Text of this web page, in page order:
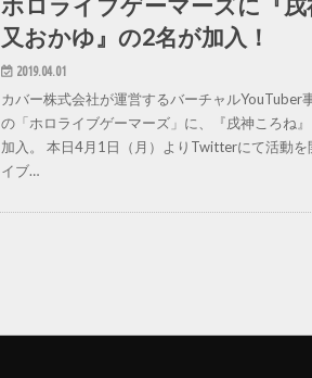
又おかゆ』の2名が加入！
2019.04.01
カバー株式会社が運営するバーチャルYouTuber
の「ホロライブゲーマーズ」に、『戌神ころね
加入。 本日4月1日（月）よりTwitterにて活動を
イブ…